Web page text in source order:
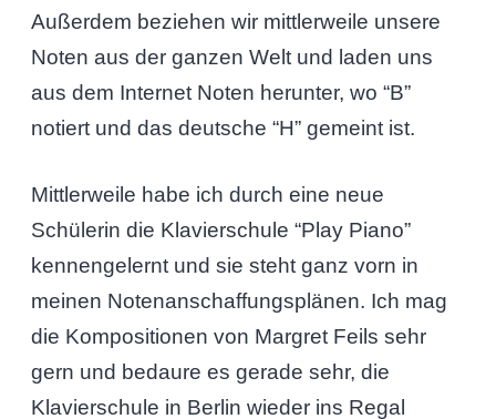
Außerdem beziehen wir mittlerweile unsere
Noten aus der ganzen Welt und laden uns
aus dem Internet Noten herunter, wo “B”
notiert und das deutsche “H” gemeint ist.
Mittlerweile habe ich durch eine neue
Schülerin die Klavierschule “Play Piano”
kennengelernt und sie steht ganz vorn in
meinen Notenanschaffungsplänen. Ich mag
die Kompositionen von Margret Feils sehr
gern und bedaure es gerade sehr, die
Klavierschule in Berlin wieder ins Regal